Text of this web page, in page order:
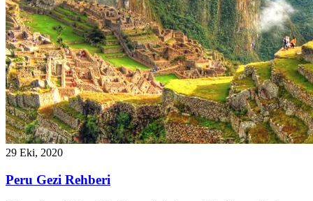
29 Eki, 2020
Peru Gezi Rehberi